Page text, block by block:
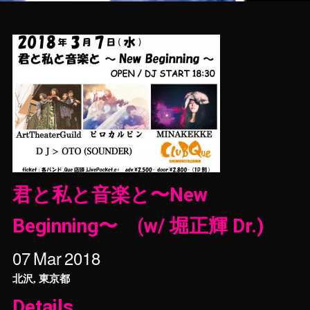
君と私と音楽と〜New
Beginning〜 (w/ 堀正輝 Dr.)
07Mar2018
北沢, 東京都